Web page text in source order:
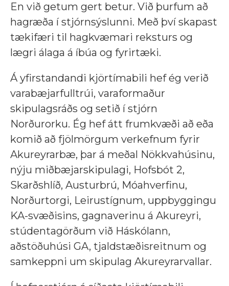
En við getum gert betur. Við þurfum að
hagræða í stjórnsýslunni. Með því skapast
tækifæri til hagkvæmari reksturs og
lægri álaga á íbúa og fyrirtæki.
Á yfirstandandi kjörtímabili hef ég verið
varabæjarfulltrúi, varaformaður
skipulagsráðs og setið í stjórn
Norðurorku. Ég hef átt frumkvæði að eða
komið að fjölmörgum verkefnum fyrir
Akureyrarbæ, þar á meðal Nökkvahúsinu,
nýju miðbæjarskipulagi, Hofsbót 2,
Skarðshlíð, Austurbrú, Móahverfinu,
Norðurtorgi, Leirustígnum, uppbyggingu
KA-svæðisins, gagnaverinu á Akureyri,
stúdentagörðum við Háskólann,
aðstöðuhúsi GA, tjaldstæðisreitnum og
samkeppni um skipulag Akureyrarvallar.